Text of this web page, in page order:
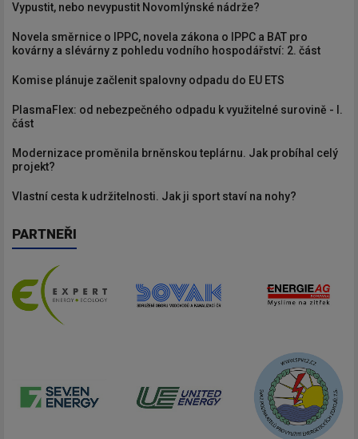
Vypustit, nebo nevypustit Novomlýnské nádrže?
Novela směrnice o IPPC, novela zákona o IPPC a BAT pro
kovárny a slévárny z pohledu vodního hospodářství: 2. část
Komise plánuje začlenit spalovny odpadu do EU ETS
PlasmaFlex: od nebezpečného odpadu k využitelné surovině - I.
část
Modernizace proměnila brněnskou teplárnu. Jak probíhal celý
projekt?
Vlastní cesta k udržitelnosti. Jak ji sport staví na nohy?
PARTNEŘI